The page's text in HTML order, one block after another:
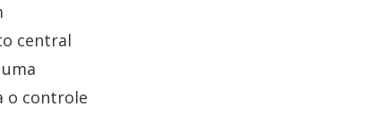
central
o controle